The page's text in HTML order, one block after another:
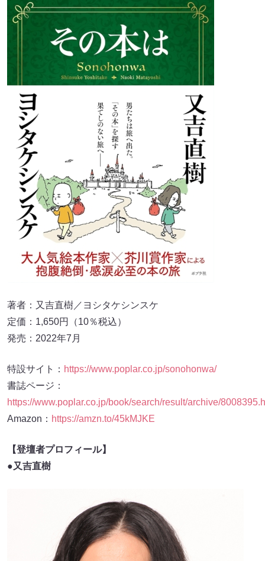
著者：又吉直樹／ヨシタケシンスケ
定価：1,650円（10％税込）
発売：2022年7月
特設サイト： https://www.poplar.co.jp/sonohonwa/
書誌ページ：
https://www.poplar.co.jp/book/search/result/archive/
Amazon： https://amzn.to/45kMJKE
【登壇者プロフィール】
●又吉直樹